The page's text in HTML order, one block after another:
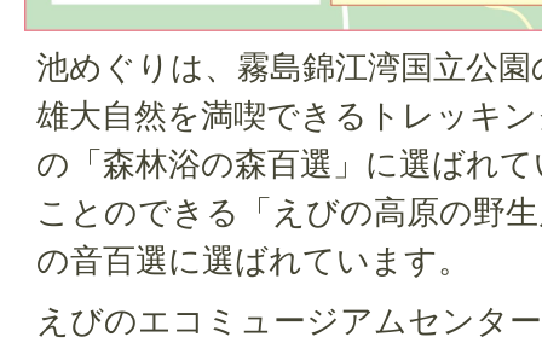
池めぐりは、霧島錦江湾国立公
雄大自然を満喫できるトレッキ
の「森林浴の森百選」に選ばれ
ことのできる「えびの高原の野
の音百選に選ばれています。
えびのエコミュージアムセンタ